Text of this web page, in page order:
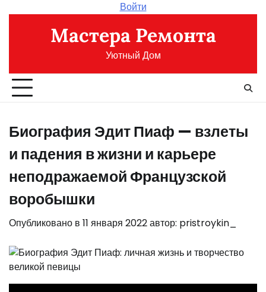
содержимому
Войти
Мастера Ремонта
Уютный Дом
Биография Эдит Пиаф — взлеты
и падения в жизни и карьере
неподражаемой Французской
воробышки
Опубликовано в 11 января 2022автор: pristroykin_